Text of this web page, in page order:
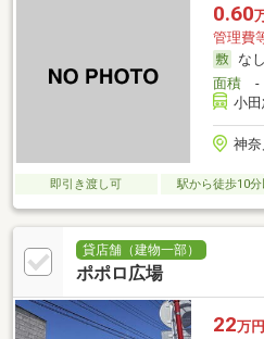
0.60
管理費
なし
面積-
小
神
即引き渡し可 駅から徒歩10分
貸店舗（建物一部）
ポポロ広場
22万円